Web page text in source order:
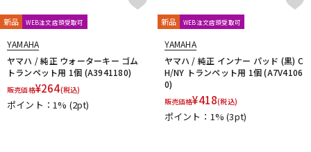
新品 WEB注文店頭受取可
YAMAHA
ヤマハ / 純正 ウォーターキー ゴム
トランペット用 1個 (A3941180)
販売価格¥264(税込)
ポイント：1% (2pt)
新品 WEB注文店頭受取可
YAMAHA
ヤマハ / 純正 インナー パッド (黒) C
H/NY トランペット用 1個 (A7V4106
0)
販売価格¥418(税込)
ポイント：1%(3pt)